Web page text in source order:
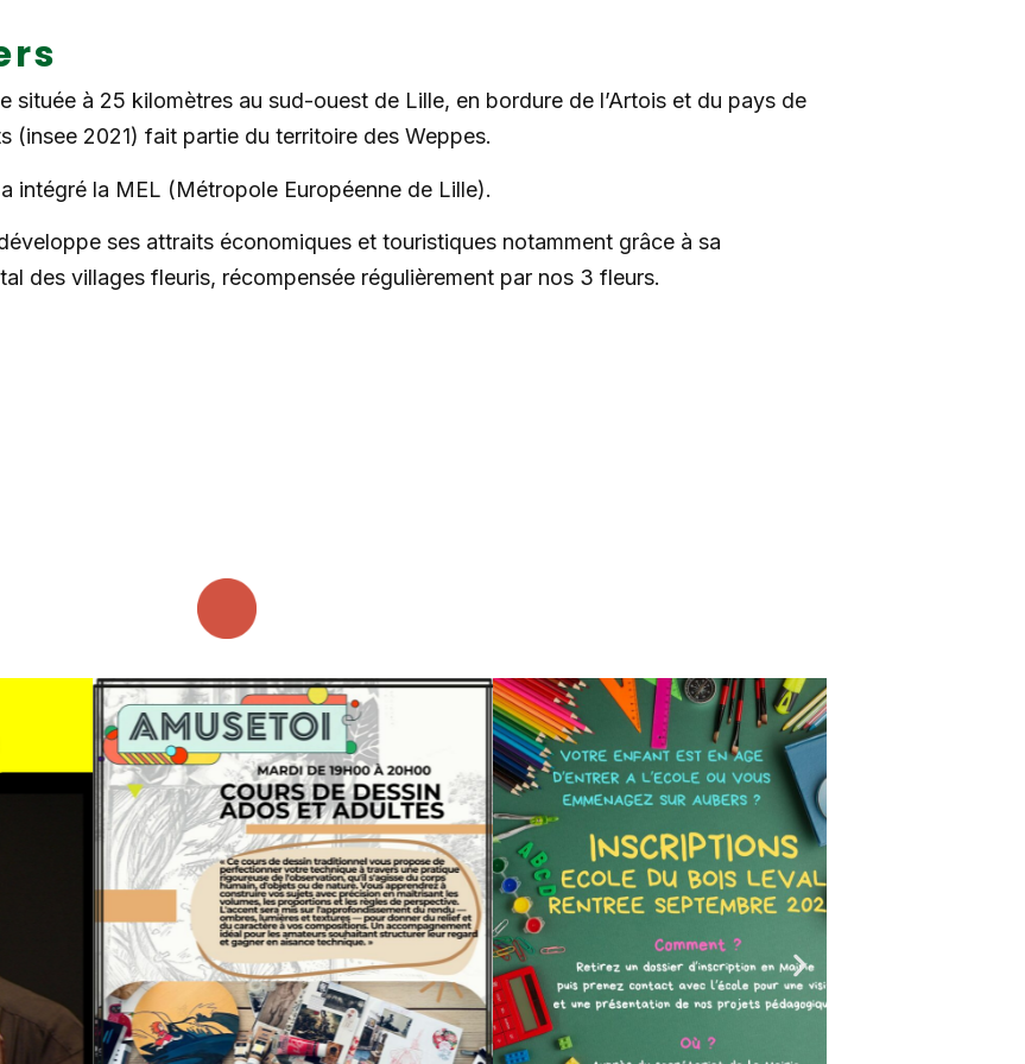
située à 25 kilomètres au sud-ouest de Lille, en bordure de l’Artois et du pays de
(insee 2021) fait partie du territoire des Weppes.
intégré la MEL (Métropole Européenne de Lille).
ses attraits économiques et touristiques notamment grâce à sa
des villages fleuris, récompensée régulièrement par nos 3 fleurs.